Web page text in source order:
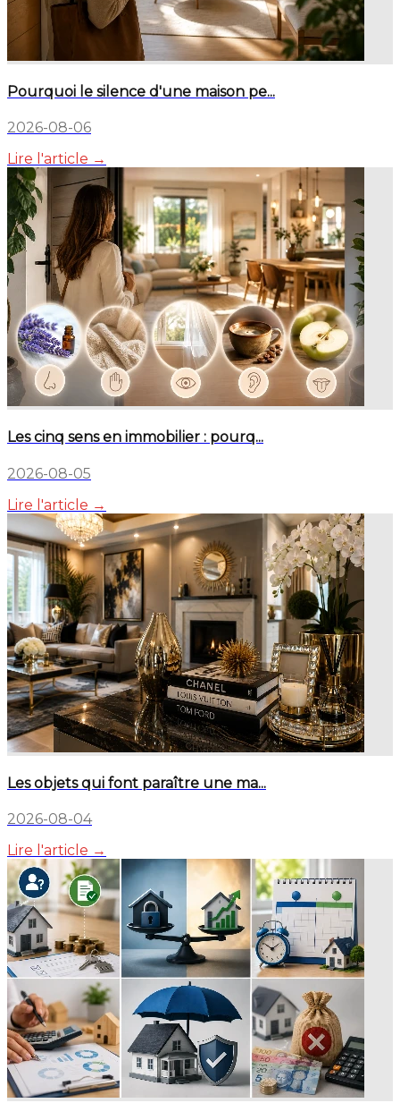
Pourquoi le silence d'une maison pe...
2026-08-06
Lire l'article →
Les cinq sens en immobilier : pourq...
2026-08-05
Lire l'article →
Les objets qui font paraître une ma...
2026-08-04
Lire l'article →